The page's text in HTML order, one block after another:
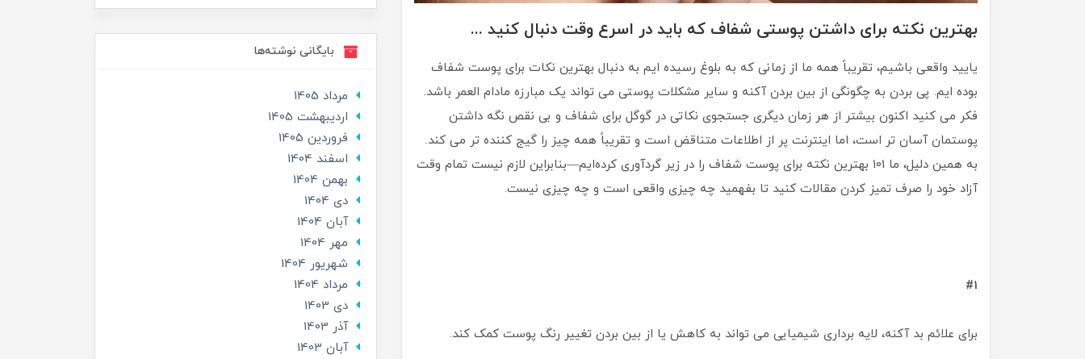
بهترین نکته برای داشتن پوستی شفاف که باید در اسرع وقت دنبال کنید ...
یایید واقعی باشیم، تقریباً همه ما از زمانی که به بلوغ رسیده ایم به دنبال بهترین نکات برای پوست شفاف
بوده ایم. پی بردن به چگونگی از بین بردن آکنه و سایر مشکلات پوستی می تواند یک مبارزه مادام العمر باشد.
فکر می کنید اکنون بیشتر از هر زمان دیگری جستجوی نکاتی در گوگل برای شفاف و بی نقص نگه داشتن
پوستمان آسان تر است، اما اینترنت پر از اطلاعات متناقض است و تقریباً همه چیز را گیج کننده تر می کند.
به همین دلیل، ما 101 بهترین نکته برای پوست شفاف را در زیر گردآوری کرده‌ایم—بنابراین لازم نیست تمام وقت
آزاد خود را صرف تمیز کردن مقالات کنید تا بفهمید چه چیزی واقعی است و چه چیزی نیست.
#1
برای علائم بد آکنه، لایه برداری شیمیایی می تواند به کاهش یا از بین بردن تغییر رنگ پوست کمک کند.
بایگانی نوشته‌ها
مرداد 1405
ارديبهشت 1405
فروردین 1405
اسفند 1404
بهمن 1404
دی 1404
آبان 1404
مهر 1404
شهریور 1404
مرداد 1404
دی 1403
آذر 1403
آبان 1403